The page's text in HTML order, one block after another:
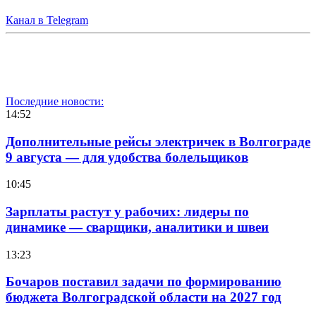
Канал в Telegram
Последние новости:
14:52
Дополнительные рейсы электричек в Волгограде
9 августа — для удобства болельщиков
10:45
Зарплаты растут у рабочих: лидеры по
динамике — сварщики, аналитики и швеи
13:23
Бочаров поставил задачи по формированию
бюджета Волгоградской области на 2027 год